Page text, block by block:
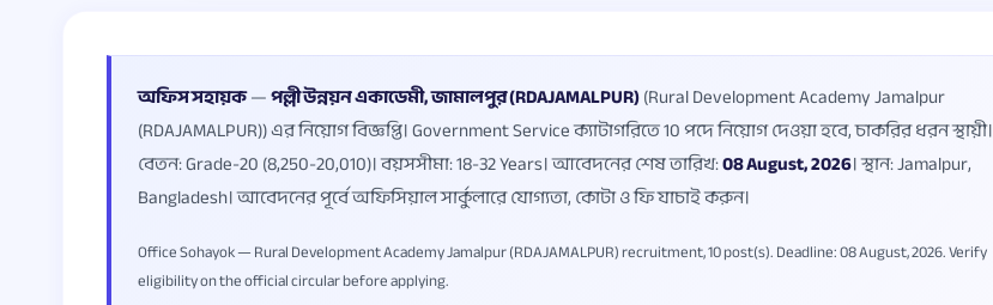
অফিস সহায়ক—পল্লী উন্নয়ন একাডেমী, জামালপুর (RDAJAMALPUR)(Rural Development Academy Jamalpur
(RDAJAMALPUR)) এর নিয়োগ বিজ্ঞপ্তি। Government Service ক্যাটাগরিতে 10 পদে নিয়োগ দেওয়া হবে, চাকরির ধরন স্থায়ী।
বেতন: Grade-20 (8,250-20,010)। বয়সসীমা: 18-32 Years। আবেদনের শেষ তারিখ:08 August, 2026। স্থান: Jamalpur,
Bangladesh। আবেদনের পূর্বে অফিসিয়াল সার্কুলারে যোগ্যতা, কোটা ও ফি যাচাই করুন।
Office Sohayok — Rural Development Academy Jamalpur (RDAJAMALPUR) recruitment, 10 post(s). Deadline: 08 August, 2026. Verify
eligibility on the official circular before applying.